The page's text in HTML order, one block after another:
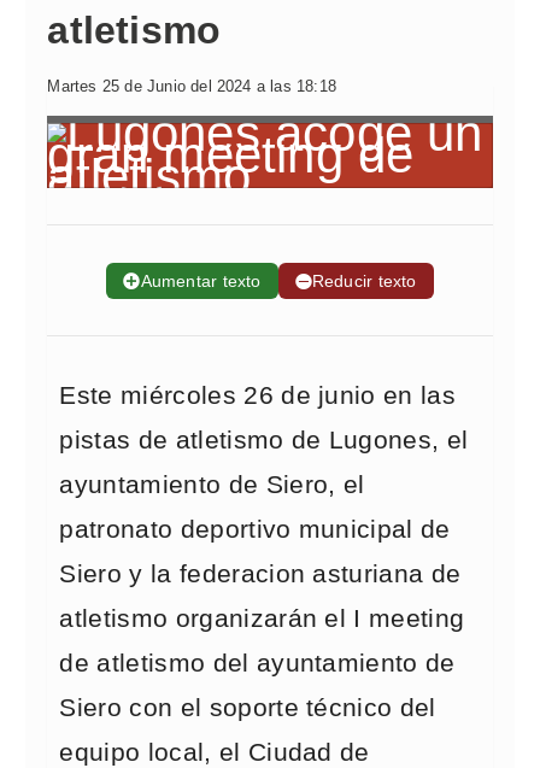
atletismo
Martes 25 de Junio del 2024 a las 18:18
➕Aumentar texto ➖Reducir texto
Este miércoles 26 de junio en las
pistas de atletismo de Lugones, el
ayuntamiento de Siero, el
patronato deportivo municipal de
Siero y la federacion asturiana de
atletismo organizarán el I meeting
de atletismo del ayuntamiento de
Siero con el soporte técnico del
equipo local, el Ciudad de